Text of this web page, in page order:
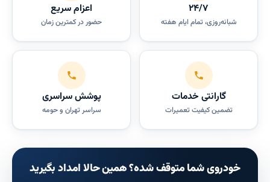
۲۴/۷
شبانه‌روزی، تمام ایام هفته
اعزام سریع
حضور در کمترین زمان
گارانتی خدمات
تضمین کیفیت تعمیرات
پوشش سراسری
سراسر تهران و حومه
خودروی شما متوقف شده؟ همین حالا امداد بگیرید